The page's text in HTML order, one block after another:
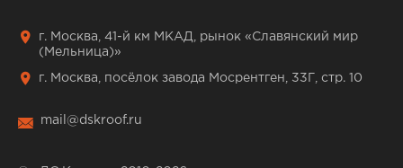
г. Москва, 41-й км МКАД, рынок «Славянский мир
(Мельница)»
г. Москва, посёлок завода Мосрентген, 33Г, стр. 10
mail@dskroof.ru